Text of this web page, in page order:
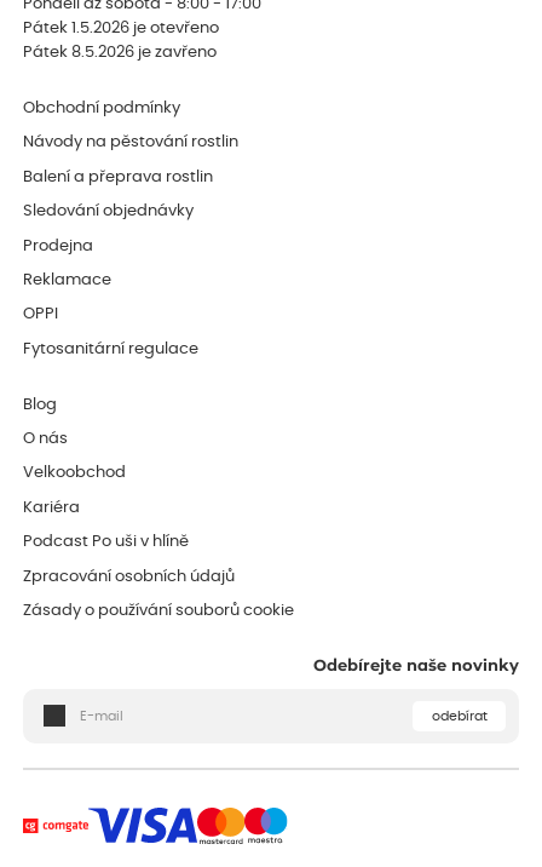
Pondělí až sobota - 8:00 - 17:00
Pátek 1.5.2026 je otevřeno
Pátek 8.5.2026 je zavřeno
Obchodní podmínky
Návody na pěstování rostlin
Balení a přeprava rostlin
Sledování objednávky
Prodejna
Reklamace
OPPI
Fytosanitární regulace
Blog
O nás
Velkoobchod
Kariéra
Podcast Po uši v hlíně
Zpracování osobních údajů
Zásady o používání souborů cookie
Odebírejte naše novinky
odebírat